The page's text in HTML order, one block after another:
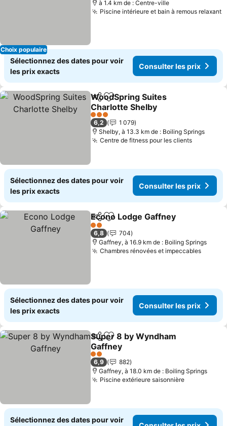
Choix populaire
à 1.4 km de : Centre-ville
Piscine intérieure et bain à remous relaxant
Sélectionnez des dates pour voir
les prix exacts
Consulter les prix
PartagerAjouter à mes favoris
WoodSpring Suites
Charlotte Shelby
3 Étoiles
6,2
1 079
Shelby, à 13.3 km de : Boiling Springs
Centre de fitness pour les clients
Sélectionnez des dates pour voir
les prix exacts
Consulter les prix
PartagerAjouter à mes favoris
Econo Lodge Gaffney
2 Étoiles
6,8
704
Gaffney, à 16.9 km de : Boiling Springs
Chambres rénovées et impeccables
Sélectionnez des dates pour voir
les prix exacts
Consulter les prix
PartagerAjouter à mes favoris
Super 8 by Wyndham
Gaffney
2 Étoiles
6,9
882
Gaffney, à 18.0 km de : Boiling Springs
Piscine extérieure saisonnière
Sélectionnez des dates pour voir